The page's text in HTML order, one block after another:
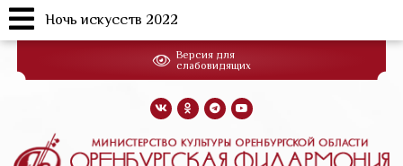
Перейти
основному
Версия для
слабовидящих
Ночь искусств 2022